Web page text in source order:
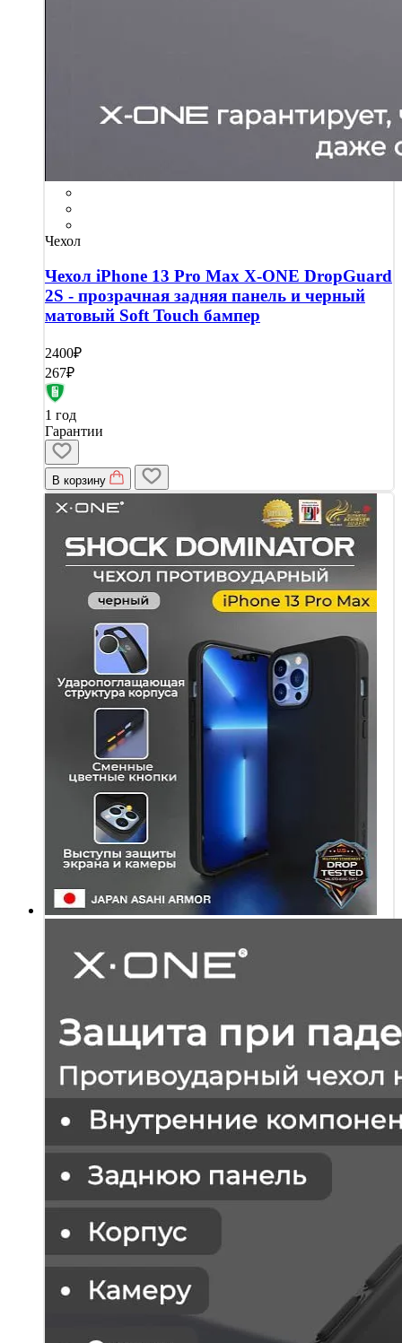
Чехол
Чехол iPhone 13 Pro Max X-ONE DropGuard
2S - прозрачная задняя панель и черный
матовый Soft Touch бампер
2400₽
267₽
1 год
Гарантии
В корзину